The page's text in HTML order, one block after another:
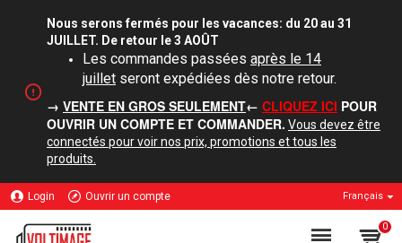
Nous serons fermés pour les vacances: du 20 au 31
JUILLET. De retour le 3 AOÛT
Les commandes passées après le 14
juillet seront expédiées dès notre retour.
→ VENTE EN GROS SEULEMENT← CLIQUEZ ICI POUR
OUVRIR UN COMPTE ET COMMANDER. Vous devez être
connectés pour voir nos prix, promotions et tous les
produits.
Login Ouvrir un compte Français
0